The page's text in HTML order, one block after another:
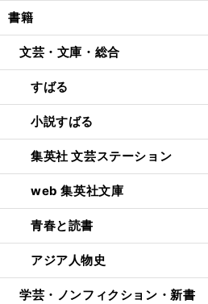
書籍
文芸・文庫・総合
すばる
小説すばる
集英社 文芸ステーション
web 集英社文庫
青春と読書
アジア人物史
学芸・ノンフィクション・新書